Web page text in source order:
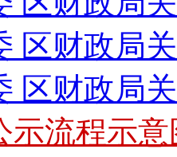
区财政局
区财政局
示流程示意